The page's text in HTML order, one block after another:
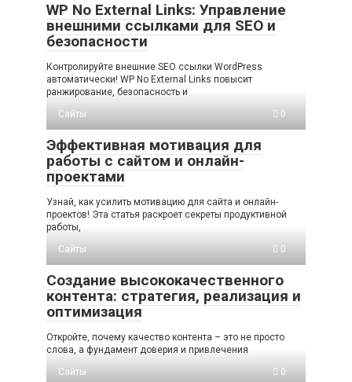
WP No External Links: Управление
внешними ссылками для SEO и
безопасности
Контролируйте внешние SEO ссылки WordPress
автоматически! WP No External Links повысит
ранжирование, безопасность и
Сайты
0
Эффективная мотивация для
работы с сайтом и онлайн-
проектами
Узнай, как усилить мотивацию для сайта и онлайн-
проектов! Эта статья раскроет секреты продуктивной
работы,
Сайты
0
Создание высококачественного
контента: стратегия, реализация и
оптимизация
Откройте, почему качество контента – это не просто
слова, а фундамент доверия и привлечения
Сайты
0